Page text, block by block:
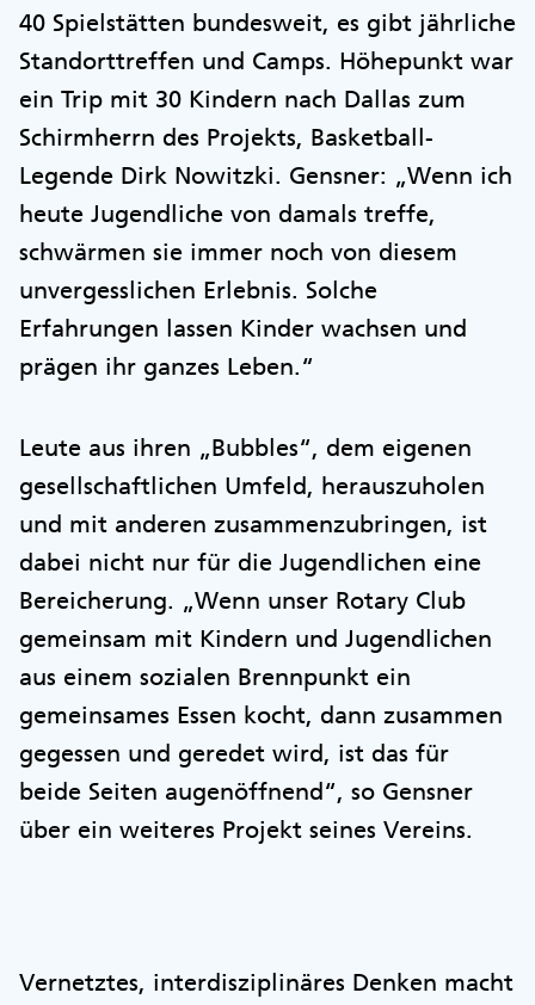
40 Spielstätten bundesweit, es gibt jährliche
Standorttreffen und Camps. Höhepunkt war
ein Trip mit 30 Kindern nach Dallas zum
Schirmherrn des Projekts, Basketball-
Legende Dirk Nowitzki. Gensner: „Wenn ich
heute Jugendliche von damals treffe,
schwärmen sie immer noch von diesem
unvergesslichen Erlebnis. Solche
Erfahrungen lassen Kinder wachsen und
prägen ihr ganzes Leben.“
Leute aus ihren „Bubbles“, dem eigenen
gesellschaftlichen Umfeld, herauszuholen
und mit anderen zusammenzubringen, ist
dabei nicht nur für die Jugendlichen eine
Bereicherung. „Wenn unser Rotary Club
gemeinsam mit Kindern und Jugendlichen
aus einem sozialen Brennpunkt ein
gemeinsames Essen kocht, dann zusammen
gegessen und geredet wird, ist das für
beide Seiten augenöffnend“, so Gensner
über ein weiteres Projekt seines Vereins.
Vernetztes, interdisziplinäres Denken macht